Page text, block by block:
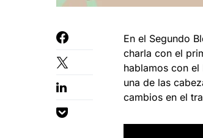
En el Segundo
charla con el
hablamos con el
una de las
cambios en el